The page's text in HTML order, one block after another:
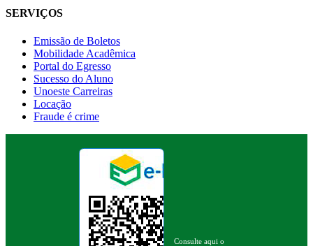
SERVIÇOS
Emissão de Boletos
Mobilidade Acadêmica
Portal do Egresso
Sucesso do Aluno
Unoeste Carreiras
Locação
Fraude é crime
Consulte aqui o